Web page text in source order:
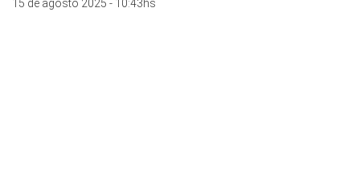
15 de agosto 2025 - 10:43hs